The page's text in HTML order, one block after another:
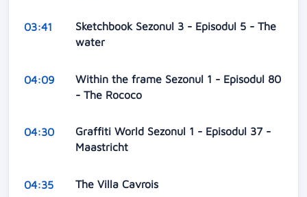
03:41
Sketchbook Sezonul 3 - Episodul 5 - The
water
04:09
Within the frame Sezonul 1 - Episodul 80
- The Rococo
04:30
Graffiti World Sezonul 1 - Episodul 37 -
Maastricht
04:35 The Villa Cavrois